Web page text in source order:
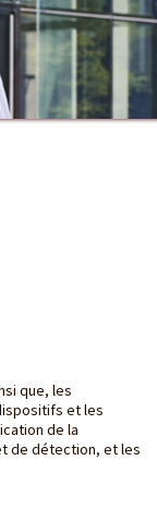
que, les
et les
de la
de détection, et les